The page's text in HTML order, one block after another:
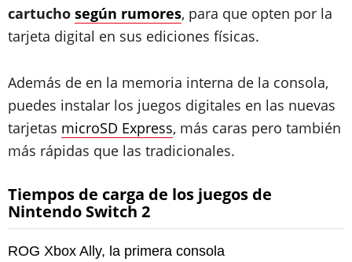
cartucho según rumores, para que opten por la
tarjeta digital en sus ediciones físicas.
Además de en la memoria interna de la consola,
puedes instalar los juegos digitales en las nuevas
tarjetas microSD Express, más caras pero también
más rápidas que las tradicionales.
Tiempos de carga de los juegos de
Nintendo Switch 2
ROG Xbox Ally, la primera consola